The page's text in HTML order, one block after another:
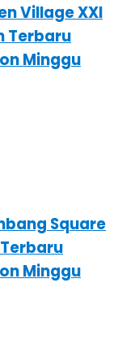
Village XXI
Terbaru
Minggu
Square
Minggu